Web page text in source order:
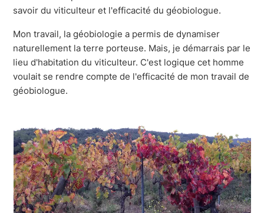
savoir du viticulteur et l'efficacité du géobiologue.
Mon travail, la géobiologie a permis de dynamiser
naturellement la terre porteuse. Mais, je démarrais par le
lieu d'habitation du viticulteur. C'est logique cet homme
voulait se rendre compte de l'efficacité de mon travail de
géobiologue.